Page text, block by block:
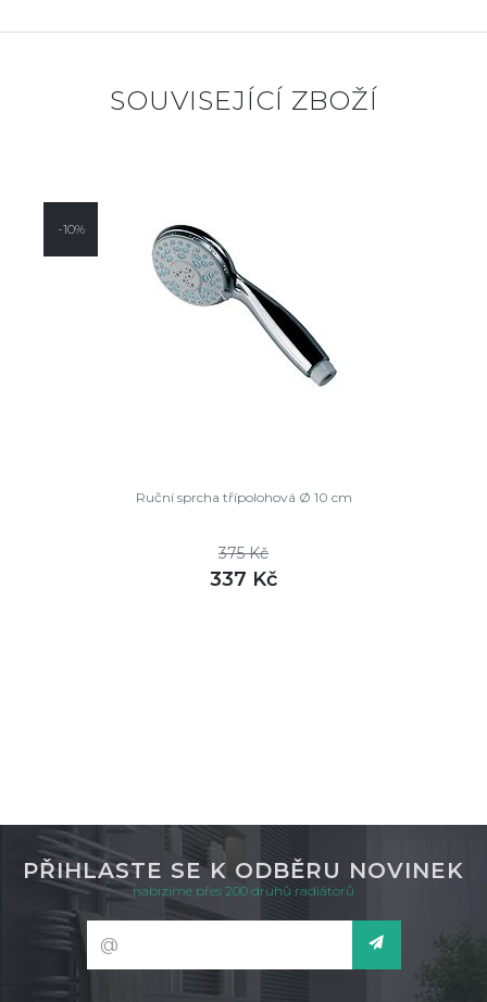
SOUVISEJÍCÍ ZBOŽÍ
-10%
Ruční sprcha třípolohová Ø 10 cm
375 Kč
337 Kč
PŘIHLASTE SE K ODBĚRU NOVINEK
nabízíme přes 200 druhů radiátorů